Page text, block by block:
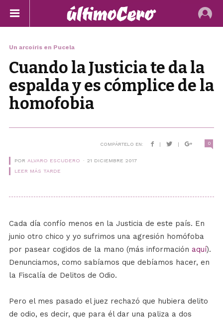
Un arcoíris en Pucela
Cuando la Justicia te da la
espalda y es cómplice de la
homofobia
COMPÁRTELO EN: | | 0
POR ALVARO ESCUDERO
21 DICIEMBRE 2017
LEER MÁS TARDE
Cada día confío menos en la Justicia de este país. En
junio otro chico y yo sufrimos una agresión homófoba
por pasear cogidos de la mano (más información aquí).
Denunciamos, como sabíamos que debíamos hacer, en
la Fiscalía de Delitos de Odio.
Pero el mes pasado el juez rechazó que hubiera delito
de odio, es decir, que para él dar una paliza a dos